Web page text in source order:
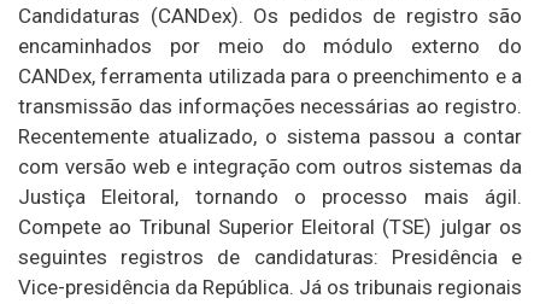
Candidaturas (CANDex). Os pedidos de registro são
encaminhados por meio do módulo externo do
CANDex, ferramenta utilizada para o preenchimento e a
transmissão das informações necessárias ao registro.
Recentemente atualizado, o sistema passou a contar
com versão web e integração com outros sistemas da
Justiça Eleitoral, tornando o processo mais ágil.
Compete ao Tribunal Superior Eleitoral (TSE) julgar os
seguintes registros de candidaturas: Presidência e
Vice-presidência da República. Já os tribunais regionais